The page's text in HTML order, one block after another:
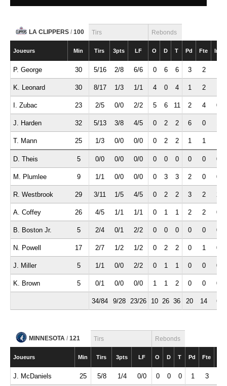
LA CLIPPERS / 100 Tirs Rebonds
Joueurs Min Tirs 3pts LF O D T Pd Fte Int
P. George 30 5/16 2/8 6/6 0 6 6 3 2
K. Leonard 30 8/17 1/3 1/1 4 0 4 1 2
I. Zubac 23 2/5 0/0 2/2 5 6 11 2 4 0
J. Harden 32 5/13 3/8 4/5 0 2 2 6 0
T. Mann 25 1/3 0/0 0/0 0 2 2 1 1
D. Theis 5 0/0 0/0 0/0 0 0 0 0 0 0
M. Plumlee 9 1/1 0/0 0/0 0 3 3 2 0 0
R. Westbrook 29 3/11 1/5 4/5 0 2 2 3 2 2
A. Coffey 26 4/5 1/1 1/1 0 1 1 2 2 0
B. Boston Jr. 5 2/4 0/1 2/2 0 0 0 0 0 0
N. Powell 17 2/7 1/2 1/2 0 2 2 0 1 0
J. Miller 5 1/1 0/0 2/2 0 1 1 0 0 0
K. Brown 5 0/1 0/0 0/0 1 1 2 0 0 0
34/84 9/28 23/26 10 26 36 20 14 6
MINNESOTA / 121 Tirs Rebonds
Joueurs Min Tirs 3pts LF O D T Pd Fte
J. McDaniels 25 5/8 1/4 0/0 0 0 0 1 3